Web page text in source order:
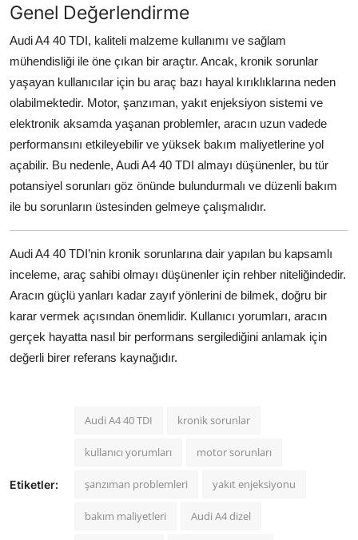
Genel Değerlendirme
Audi A4 40 TDI, kaliteli malzeme kullanımı ve sağlam
mühendisliği ile öne çıkan bir araçtır. Ancak, kronik sorunlar
yaşayan kullanıcılar için bu araç bazı hayal kırıklıklarına neden
olabilmektedir. Motor, şanzıman, yakıt enjeksiyon sistemi ve
elektronik aksamda yaşanan problemler, aracın uzun vadede
performansını etkileyebilir ve yüksek bakım maliyetlerine yol
açabilir. Bu nedenle, Audi A4 40 TDI almayı düşünenler, bu tür
potansiyel sorunları göz önünde bulundurmalı ve düzenli bakım
ile bu sorunların üstesinden gelmeye çalışmalıdır.
Audi A4 40 TDI’nin kronik sorunlarına dair yapılan bu kapsamlı
inceleme, araç sahibi olmayı düşünenler için rehber niteliğindedir.
Aracın güçlü yanları kadar zayıf yönlerini de bilmek, doğru bir
karar vermek açısından önemlidir. Kullanıcı yorumları, aracın
gerçek hayatta nasıl bir performans sergilediğini anlamak için
değerli birer referans kaynağıdır.
Etiketler:
Audi A4 40 TDI kronik sorunlar
kullanıcı yorumları motor sorunları
şanzıman problemleri yakıt enjeksiyonu
bakım maliyetleri Audi A4 dizel